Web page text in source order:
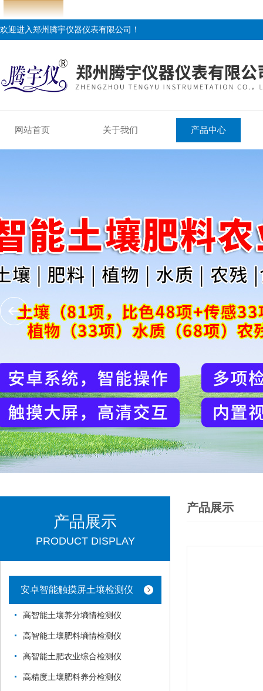
欢迎进入郑州腾宇仪器仪表有限公司！
网站首页 关于我们 产品中心
产品展示
PRODUCT DISPLAY
安卓智能触摸屏土壤检测仪
高智能土壤养分墒情检测仪
高智能土壤肥料墒情检测仪
高智能土肥农业综合检测仪
高精度土壤肥料养分检测仪
产品展示